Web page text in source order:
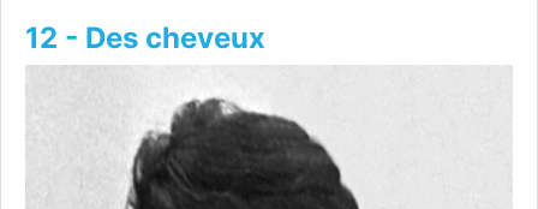
12 - Des cheveux